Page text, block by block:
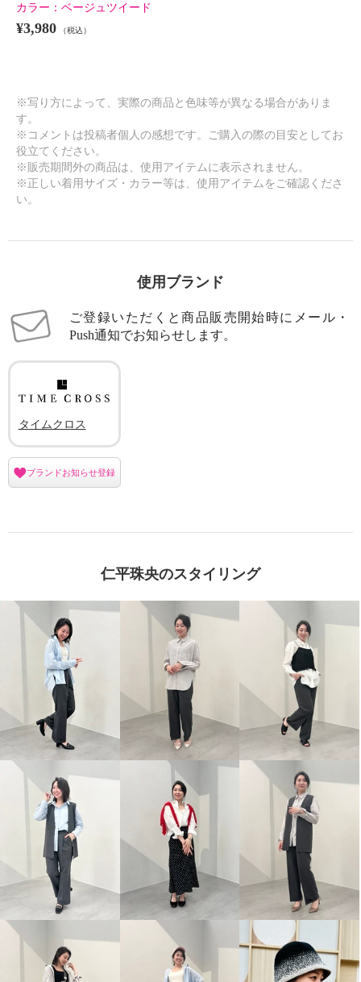
カラー： ベージュツイード
¥3,980 （税込）
※写り方によって、実際の商品と色味等が異なる場合がありま
す。
※コメントは投稿者個人の感想です。ご購入の際の目安としてお
役立てください。
※販売期間外の商品は、使用アイテムに表示されません。
※正しい着用サイズ・カラー等は、使用アイテムをご確認くださ
い。
使用ブランド
ご登録いただくと商品販売開始時にメール・
Push通知でお知らせします。
タイムクロス
ブランドお知らせ登録
仁平珠央のスタイリング